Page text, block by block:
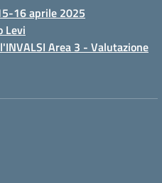
16 aprile 2025
Levi
Area 3 - Valutazione